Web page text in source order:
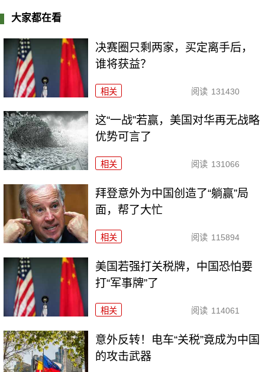
大家都在看
决赛圈只剩两家，买定离手后，
谁将获益？
相关 阅读 131430
这“一战”若赢，美国对华再无战略
优势可言了
相关 阅读 131066
拜登意外为中国创造了“躺赢”局
面，帮了大忙
相关 阅读 115894
美国若强打关税牌，中国恐怕要
打“军事牌”了
相关 阅读 114061
意外反转！电车“关税”竟成为中国
的攻击武器